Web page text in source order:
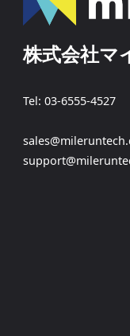
株式会社マ
Tel: 03-6555-4527